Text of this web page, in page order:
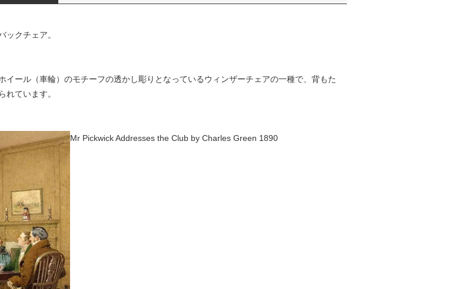
クチェア。
ール（車輪）のモチーフの透かし彫りとなっているウィンザーチェアの一種で、背もた
ています。
Mr Pickwick Addresses the Club by Charles Green 1890